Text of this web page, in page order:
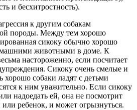
и бесхитростность).
к другим собакам
породы. Между тем хорошо
сикоку обычно хорошо
животными в доме. К
настороженно, если посчитает
Сикоку очень смелые и
хорошо собаки ладят с детьми
к ним уважительно. Если сикоку
надоедать ей, она не посмотрит
ребенок, и может огрызнуться.